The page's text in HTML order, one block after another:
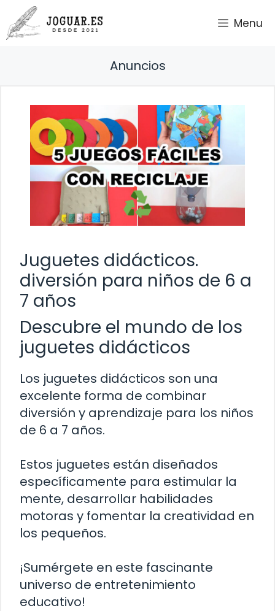
Saltar
al
contenido
Menu
Anuncios
Juguetes didácticos.
diversión para niños de 6 a
7 años
Descubre el mundo de los
juguetes didácticos
Los juguetes didácticos son una
excelente forma de combinar
diversión y aprendizaje para los niños
de 6 a 7 años.
Estos juguetes están diseñados
específicamente para estimular la
mente, desarrollar habilidades
motoras y fomentar la creatividad en
los pequeños.
¡Sumérgete en este fascinante
universo de entretenimiento
educativo!